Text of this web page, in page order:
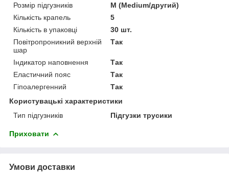
Розмір підгузників
M (Medium/другий)
Кількість крапель
5
Кількість в упаковці
30 шт.
Повітропроникний верхній
шар
Так
Індикатор наповнення
Так
Еластичний пояс
Так
Гіпоалергенний
Так
Користувацькі характеристики
Тип підгузників
Підгузки трусики
Приховати
Умови доставки